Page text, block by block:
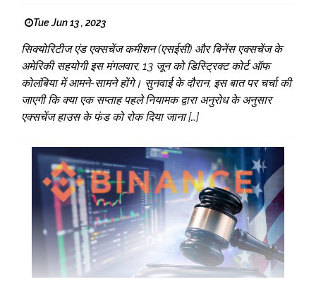
Tue Jun 13 , 2023
सिक्योरिटीज एंड एक्सचेंज कमीशन (एसईसी) और बिनेंस एक्सचेंज के
अमेरिकी सहयोगी इस मंगलवार, 13 जून को डिस्ट्रिक्ट कोर्ट ऑफ
कोलंबिया में आमने-सामने होंगे। सुनवाई के दौरान, इस बात पर चर्चा की
जाएगी कि क्या एक सप्ताह पहले नियामक द्वारा अनुरोध के अनुसार
एक्सचेंज हाउस के फंड को रोक दिया जाना […]